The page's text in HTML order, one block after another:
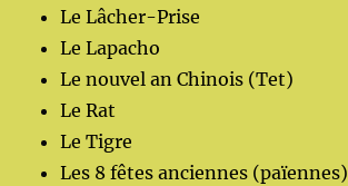
Le Lâcher-Prise
Le Lapacho
Le nouvel an Chinois (Tet)
Le Rat
Le Tigre
Les 8 fêtes anciennes (païennes)